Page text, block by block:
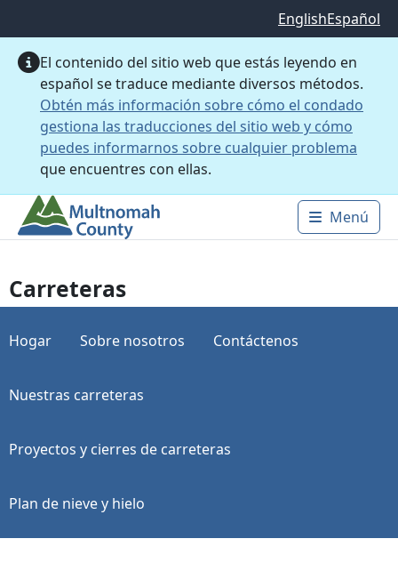
EnglishEspañol
El contenido del sitio web que estás leyendo en
español se traduce mediante diversos métodos.
Obtén más información sobre cómo el condado
gestiona las traducciones del sitio web y cómo
puedes informarnos sobre cualquier problema
que encuentres con ellas.
Main
Menú
Carreteras
Hogar Sobre nosotros Contáctenos
Nuestras carreteras
Proyectos y cierres de carreteras
Plan de nieve y hielo